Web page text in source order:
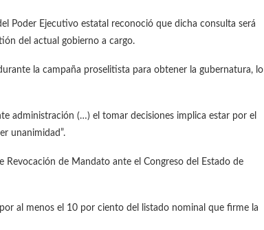
Poder Ejecutivo estatal reconoció que dicha consulta será
del actual gobierno a cargo.
la campaña proselitista para obtener la gubernatura, lo
administración (…) el tomar decisiones implica estar por el
unanimidad”.
de Mandato ante el Congreso del Estado de
al menos el 10 por ciento del listado nominal que firme la